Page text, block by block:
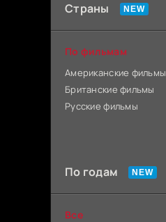
Страны
По фильмам
Американские фильмы
Британские фильмы
Русские фильмы
По годам
Все